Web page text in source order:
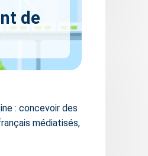
de
: concevoir des
médiatisés,